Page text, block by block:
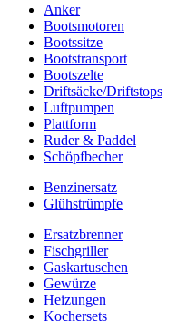
Anker
Bootsmotoren
Bootssitze
Bootstransport
Bootszelte
Driftsäcke/Driftstops
Luftpumpen
Plattform
Ruder & Paddel
Schöpfbecher
Benzinersatz
Glühstrümpfe
Ersatzbrenner
Fischgriller
Gaskartuschen
Gewürze
Heizungen
Kochersets